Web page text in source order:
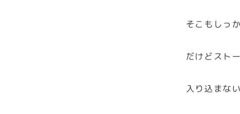
そこもしっ
だけどスト
入り込まない